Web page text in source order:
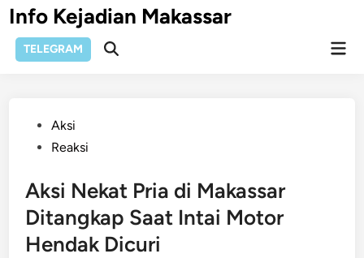
Skip
to
content
Info Kejadian Makassar
TELEGRAM
Open
PostedAksi
Reaksi
Aksi Nekat Pria di Makassar
Ditangkap Saat Intai Motor
Hendak Dicuri